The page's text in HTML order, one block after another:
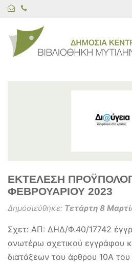
ΕΚΤΕΛΕΣΗ
ΦΕΒΡΟΥΑΡΙΟΥ 2023
Δημοσιεύθηκε: Τετάρτη 8
Σχετ: ΑΠ: ΔΗΔ/Φ.40/17742
ανωτέρω σχετικού εγγράφου
διατάξεων του άρθρου 10Α